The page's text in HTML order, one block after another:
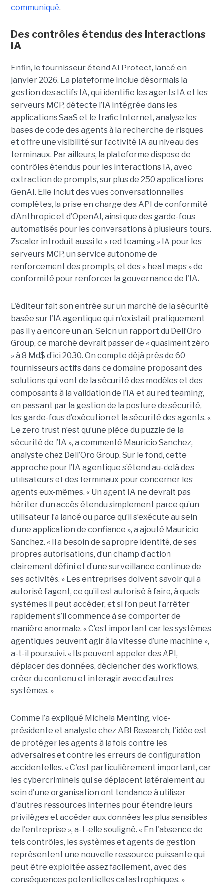
communiqué.
Des contrôles étendus des interactions
IA
Enfin, le fournisseur étend AI Protect, lancé en
janvier 2026. La plateforme inclue désormais la
gestion des actifs IA, qui identifie les agents IA et les
serveurs MCP, détecte l’IA intégrée dans les
applications SaaS et le trafic Internet, analyse les
bases de code des agents à la recherche de risques
et offre une visibilité sur l’activité IA au niveau des
terminaux. Par ailleurs, la plateforme dispose de
contrôles étendus pour les interactions IA, avec
extraction de prompts, sur plus de 250 applications
GenAI. Elle inclut des vues conversationnelles
complètes, la prise en charge des API de conformité
d’Anthropic et d’OpenAI, ainsi que des garde-fous
automatisés pour les conversations à plusieurs tours.
Zscaler introduit aussi le « red teaming » IA pour les
serveurs MCP, un service autonome de
renforcement des prompts, et des « heat maps » de
conformité pour renforcer la gouvernance de l'IA.
L'éditeur fait son entrée sur un marché de la sécurité
basée sur l'IA agentique qui n'existait pratiquement
pas il y a encore un an. Selon un rapport du Dell’Oro
Group, ce marché devrait passer de « quasiment zéro
» à 8 Md$ d’ici 2030. On compte déjà près de 60
fournisseurs actifs dans ce domaine proposant des
solutions qui vont de la sécurité des modèles et des
composants à la validation de l’IA et au red teaming,
en passant par la gestion de la posture de sécurité,
les garde-fous d’exécution et la sécurité des agents. «
Le zero trust n’est qu’une pièce du puzzle de la
sécurité de l’IA », a commenté Mauricio Sanchez,
analyste chez Dell’Oro Group. Sur le fond, cette
approche pour l’IA agentique s’étend au-delà des
utilisateurs et des terminaux pour concerner les
agents eux-mêmes. « Un agent IA ne devrait pas
hériter d’un accès étendu simplement parce qu’un
utilisateur l’a lancé ou parce qu’il s’exécute au sein
d’une application de confiance », a ajouté Mauricio
Sanchez. « Il a besoin de sa propre identité, de ses
propres autorisations, d’un champ d’action
clairement défini et d’une surveillance continue de
ses activités. » Les entreprises doivent savoir qui a
autorisé l’agent, ce qu’il est autorisé à faire, à quels
systèmes il peut accéder, et si l’on peut l’arrêter
rapidement s’il commence à se comporter de
manière anormale. « C’est important car les systèmes
agentiques peuvent agir à la vitesse d’une machine »,
a-t-il poursuivi. « Ils peuvent appeler des API,
déplacer des données, déclencher des workflows,
créer du contenu et interagir avec d’autres
systèmes. »
Comme l’a expliqué Michela Menting, vice-
présidente et analyste chez ABI Research, l'idée est
de protéger les agents à la fois contre les
adversaires et contre les erreurs de configuration
accidentelles. « C'est particulièrement important, car
les cybercriminels qui se déplacent latéralement au
sein d'une organisation ont tendance à utiliser
d'autres ressources internes pour étendre leurs
privilèges et accéder aux données les plus sensibles
de l'entreprise », a-t-elle souligné. « En l'absence de
tels contrôles, les systèmes et agents de gestion
représentent une nouvelle ressource puissante qui
peut être exploitée assez facilement, avec des
conséquences potentielles catastrophiques. »